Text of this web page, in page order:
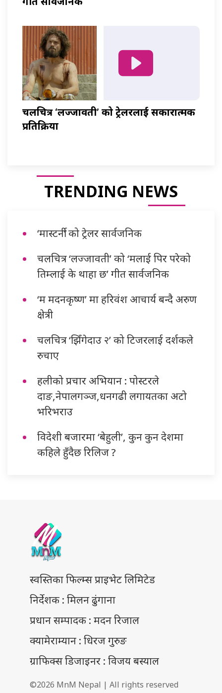
चलचित्र ‘लज्जावती’ को ट्रेलरलाई सकारात्मक
प्रतिक्रिया
TRENDING NEWS
‘मास्टर्नी’ को ट्रेलर सार्वजनिक
चलचित्र ‘लज्जावती’ को ‘मलाई पिर परेको
तिम्लाई के थाहा छ’ गीत सार्वजनिक
‘म मदनकृष्ण’ मा हरिवंश आचार्य बन्दै अरुण
क्षेत्री
चलचित्र ‘झिँगेदाउ २’ को टिजरलाई दर्शकले
रुचाए
हलीको प्रचार अभियान : पोस्टरले
दाङ,नेपालगञ्ज,धनगढी लगायतका अटो
भरिभराउ
विदेशी बजारमा ‘बेहुली’, कुन कुन देशमा
कहिले हुँदैछ रिलिज ?
स्वस्तिका फिल्म्स प्राइभेट लिमिटेड
निर्देशक : मिलन ढुंगाना
प्रधान सम्पादक : मदन रिजाल
क्यामेराम्यान : धिरज गुरुङ
ग्राफिक्स डिजाइनर : विजय बस्याल
©2026 MnM Nepal | All rights reserved